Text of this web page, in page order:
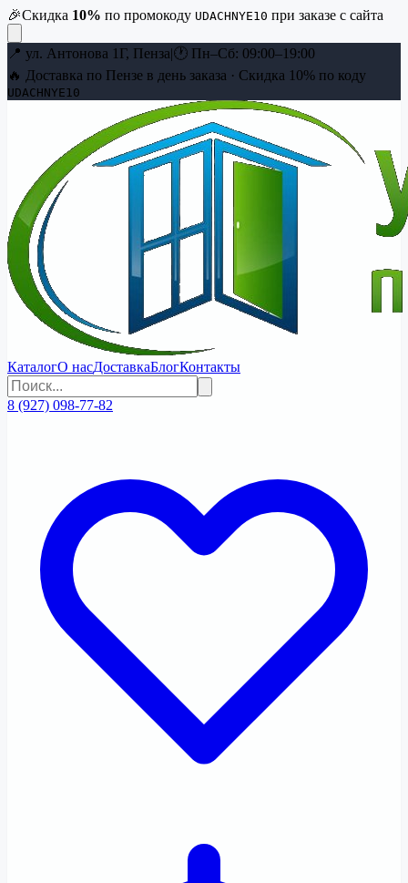
🎉Скидка 10% по промокоду UDACHNYE10 при заказе с сайта
📍 ул. Антонова 1Г, Пенза|🕐 Пн–Сб: 09:00–19:00
🔥 Доставка по Пензе в день заказа · Скидка 10% по коду
UDACHNYE10
КаталогО насДоставкаБлогКонтакты
8 (927) 098-77-82